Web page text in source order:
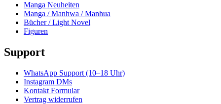
Manga Neuheiten
Manga / Manhwa / Manhua
Bücher / Light Novel
Figuren
Support
WhatsApp Support (10–18 Uhr)
Instagram DMs
Kontakt Formular
Vertrag widerrufen